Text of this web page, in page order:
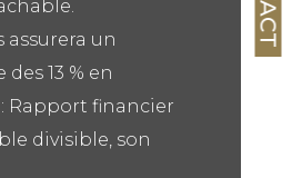
un
13 % en
Rapport financier
divisible, son